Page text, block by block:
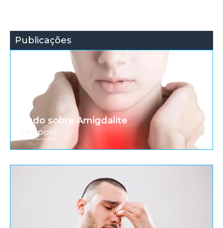
Publicações
Tudo sobre Amigdalite
Ler post